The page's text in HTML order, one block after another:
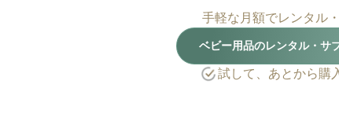
手軽な月額でレンタル
ベビー用品のレンタル・サ
試して、あとから購